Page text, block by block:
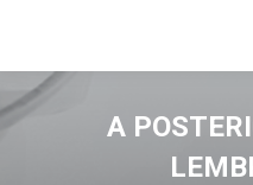
A